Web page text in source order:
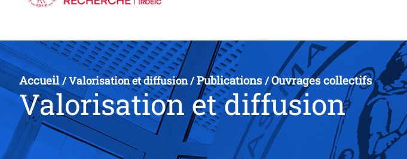
Accueil/Valorisation et diffusion/Publications/Ouvrages collectifs
Valorisation et diffusion